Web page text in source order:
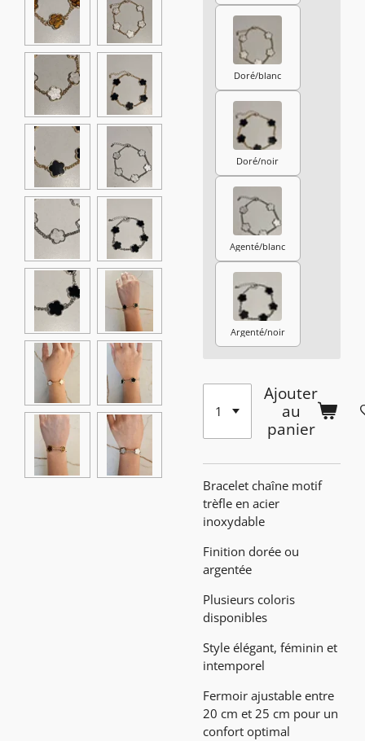
Doré/blanc
Doré/noir
Agenté/blanc
Argenté/noir
Ajouter
au
panier
Bracelet chaîne motif
trèfle en acier
inoxydable
Finition dorée ou
argentée
Plusieurs coloris
disponibles
Style élégant, féminin et
intemporel
Fermoir ajustable entre
20 cm et 25 cm pour un
confort optimal